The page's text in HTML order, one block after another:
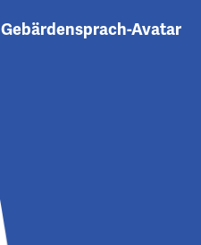
Gebärdensprach-Avatar